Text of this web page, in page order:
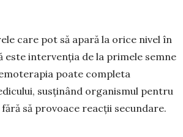
care pot să apară la orice nivel în
este intervenția de la primele semne
poate completa
susținând or­ganismul pentru
să pro­voace reacții secundare.